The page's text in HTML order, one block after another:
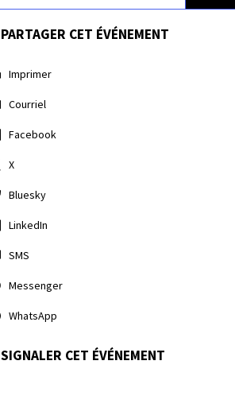
PARTAGER CET ÉVÉNEMENT
Imprimer
Courriel
Facebook
X
Bluesky
LinkedIn
SMS
Messenger
WhatsApp
SIGNALER CET ÉVÉNEMENT